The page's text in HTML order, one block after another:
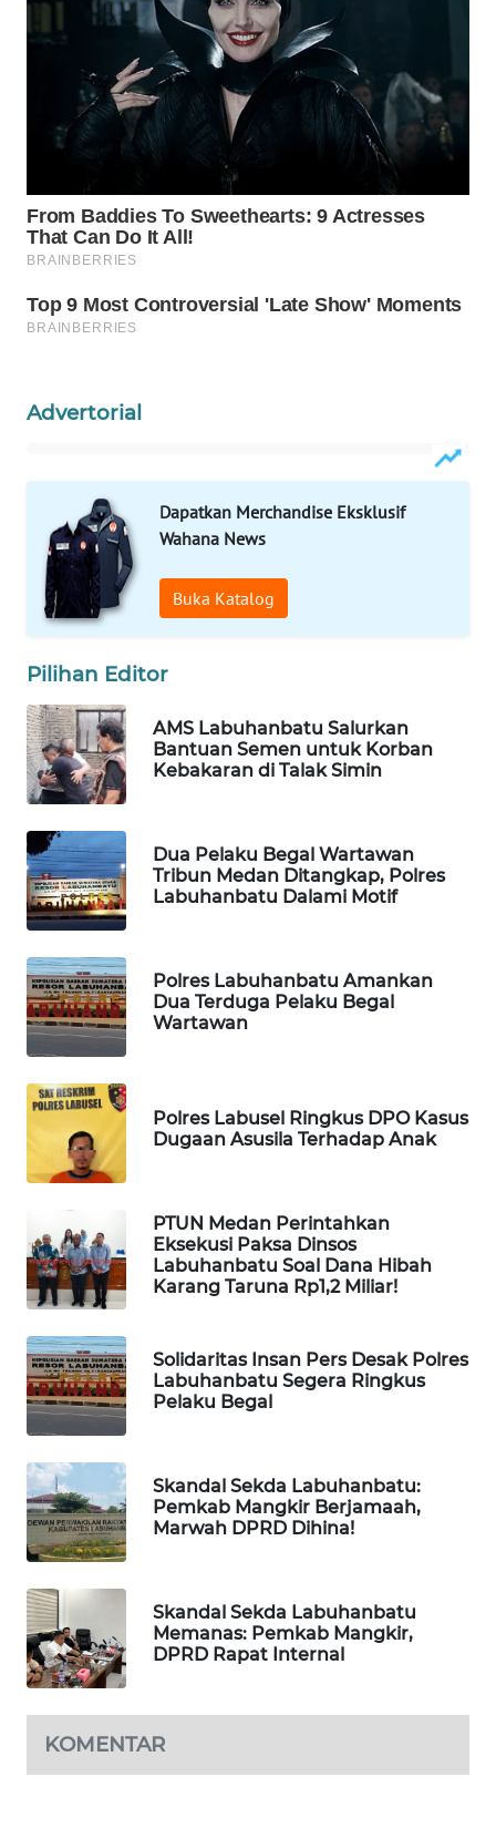
Advertorial
Dapatkan Merchandise Eksklusif
Wahana News
Buka Katalog
Pilihan Editor
AMS Labuhanbatu Salurkan
Bantuan Semen untuk Korban
Kebakaran di Talak Simin
Dua Pelaku Begal Wartawan
Tribun Medan Ditangkap, Polres
Labuhanbatu Dalami Motif
Polres Labuhanbatu Amankan
Dua Terduga Pelaku Begal
Wartawan
Polres Labusel Ringkus DPO Kasus
Dugaan Asusila Terhadap Anak
PTUN Medan Perintahkan
Eksekusi Paksa Dinsos
Labuhanbatu Soal Dana Hibah
Karang Taruna Rp1,2 Miliar!
Solidaritas Insan Pers Desak Polres
Labuhanbatu Segera Ringkus
Pelaku Begal
Skandal Sekda Labuhanbatu:
Pemkab Mangkir Berjamaah,
Marwah DPRD Dihina!
Skandal Sekda Labuhanbatu
Memanas: Pemkab Mangkir,
DPRD Rapat Internal
KOMENTAR
NET
PLN
WATCH
MKLI
LKKI
KONSUMEN
FORWAMKI
ALPERKLINAS
TAMBANG
NEWS
SITUNGIR
SIDIKALANG
NEWS
SIBARAGAS
NEWS
METRO
NEWS
METRO
MEDAN
METRO
JAKARTA
NEWS
KRT
NEWS
KARING
NEWS
JURNAL
MARITIM
HUMBANG
NEWS
GARONGGANG